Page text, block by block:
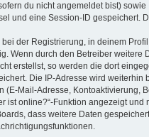
du nicht angemeldet bist)
und eine Session-ID
der Registrierung, in deinem
Wenn durch den Betreiber
erstellst, so werden die dort
Die IP-Adresse wird
(E-Mail-Adresse,
ist online?“-Funktion angezeigt
dass weitere Daten